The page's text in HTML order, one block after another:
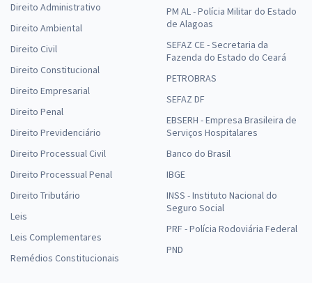
Direito Administrativo
Direito Ambiental
Direito Civil
Direito Constitucional
Direito Empresarial
Direito Penal
Direito Previdenciário
Direito Processual Civil
Direito Processual Penal
Direito Tributário
Leis
Leis Complementares
Remédios Constitucionais
PM AL - Polícia Militar do Estado
de Alagoas
SEFAZ CE - Secretaria da
Fazenda do Estado do Ceará
PETROBRAS
SEFAZ DF
EBSERH - Empresa Brasileira de
Serviços Hospitalares
Banco do Brasil
IBGE
INSS - Instituto Nacional do
Seguro Social
PRF - Polícia Rodoviária Federal
PND